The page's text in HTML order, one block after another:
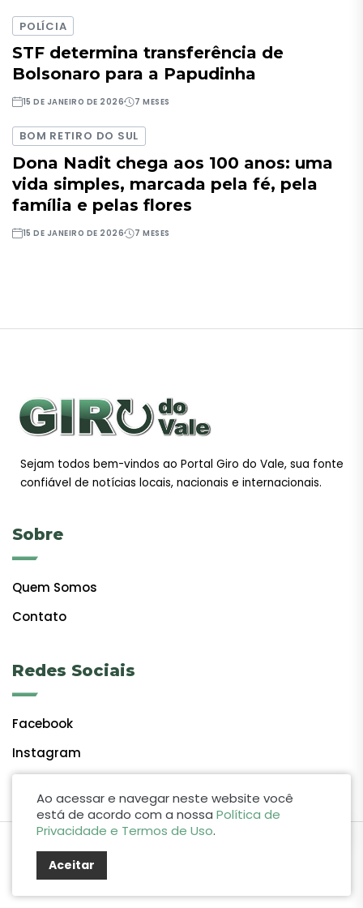
POLÍCIA
STF determina transferência de
Bolsonaro para a Papudinha
15 DE JANEIRO DE 2026 7 MESES
BOM RETIRO DO SUL
Dona Nadit chega aos 100 anos: uma
vida simples, marcada pela fé, pela
família e pelas flores
15 DE JANEIRO DE 2026 7 MESES
Sejam todos bem-vindos ao Portal Giro do Vale, sua fonte
confiável de notícias locais, nacionais e internacionais.
Sobre
Quem Somos
Contato
Redes Sociais
Facebook
Instagram
© 2024 Giro do Vale. Todos os direitos reservados.
Ao acessar e navegar neste website você
está de acordo com a nossa Política de
Privacidade e Termos de Uso.
Aceitar